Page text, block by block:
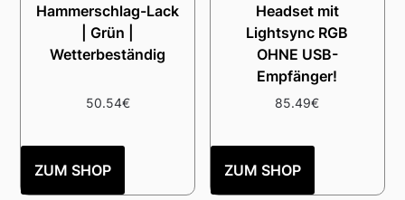
Hammerschlag-Lack
| Grün |
Wetterbeständig
50.54€
ZUM SHOP
Headset mit
Lightsync RGB
OHNE USB-
Empfänger!
85.49€
ZUM SHOP